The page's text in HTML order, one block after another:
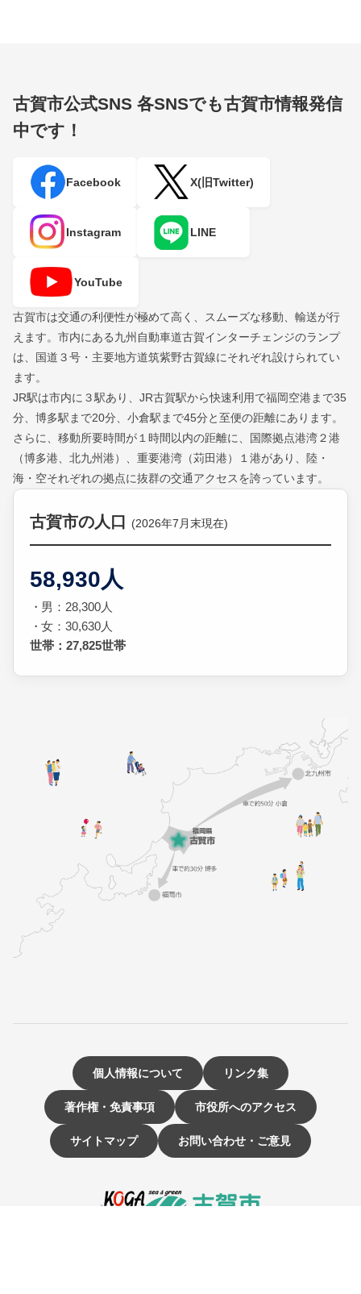
古賀市公式SNS 各SNSでも古賀市情報発信
中です！
Facebook X(旧Twitter)
Instagram LINE
YouTube
古賀市は交通の利便性が極めて高く、スムーズな移動、輸送が行
えます。市内にある九州自動車道古賀インターチェンジのランプ
は、国道３号・主要地方道筑紫野古賀線にそれぞれ設けられてい
ます。
JR駅は市内に３駅あり、JR古賀駅から快速利用で福岡空港まで35
分、博多駅まで20分、小倉駅まで45分と至便の距離にあります。
さらに、移動所要時間が１時間以内の距離に、国際拠点港湾２港
（博多港、北九州港）、重要港湾（苅田港）１港があり、陸・
海・空それぞれの拠点に抜群の交通アクセスを誇っています。
古賀市の人口 (2026年7月末現在)
58,930人
男：28,300人
女：30,630人
世帯：27,825世帯
個人情報について リンク集
著作権・免責事項 市役所へのアクセス
サイトマップ お問い合わせ・ご意見